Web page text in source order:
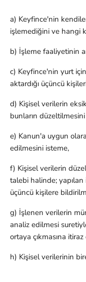
a) Keyfince'nin
işlemediğini ve hangi
b) İşleme faaliyetinin
c) Keyfince'nin yurt
aktardığı üçüncü
d) Kişisel verilerin
bunların
e) Kanun'a uygun
edilmesini isteme,
f) Kişisel verilerin
talebi halinde; yapılan
üçüncü kişilere
g) İşlenen verilerin
analiz edilmesi
ortaya çıkmasına
h) Kişisel verilerinin